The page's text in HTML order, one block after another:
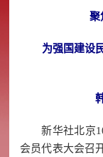
聚
为强国建设
新华社北京
会员代表大会召